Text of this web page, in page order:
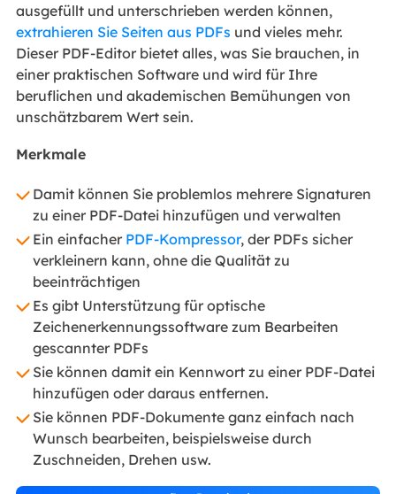
ausgefüllt und unterschrieben werden können,
extrahieren Sie Seiten aus PDFs und vieles mehr.
Dieser PDF-Editor bietet alles, was Sie brauchen, in
einer praktischen Software und wird für Ihre
beruflichen und akademischen Bemühungen von
unschätzbarem Wert sein.
Merkmale
Damit können Sie problemlos mehrere Signaturen
zu einer PDF-Datei hinzufügen und verwalten
Ein einfacher PDF-Kompressor, der PDFs sicher
verkleinern kann, ohne die Qualität zu
beeinträchtigen
Es gibt Unterstützung für optische
Zeichenerkennungssoftware zum Bearbeiten
gescannter PDFs
Sie können damit ein Kennwort zu einer PDF-Datei
hinzufügen oder daraus entfernen.
Sie können PDF-Dokumente ganz einfach nach
Wunsch bearbeiten, beispielsweise durch
Zuschneiden, Drehen usw.